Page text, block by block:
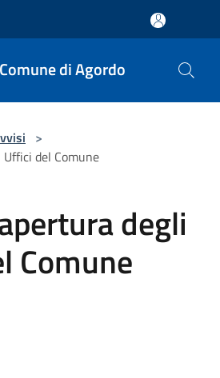
Comune di Agordo
>
del Comune
degli
Comune